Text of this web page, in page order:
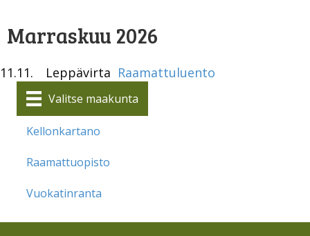
Marraskuu 2026
11.11. Leppävirta Raamattuluento
Valitse maakunta
Kellonkartano
Raamattuopisto
Vuokatinranta